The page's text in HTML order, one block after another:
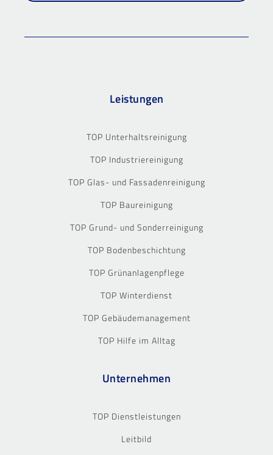
Leistungen
TOP Unterhaltsreinigung
TOP Industriereinigung
TOP Glas- und Fassadenreinigung
TOP Baureinigung
TOP Grund- und Sonderreinigung
TOP Bodenbeschichtung
TOP Grünanlagenpflege
TOP Winterdienst
TOP Gebäudemanagement
TOP Hilfe im Alltag
Unternehmen
TOP Dienstleistungen
Leitbild